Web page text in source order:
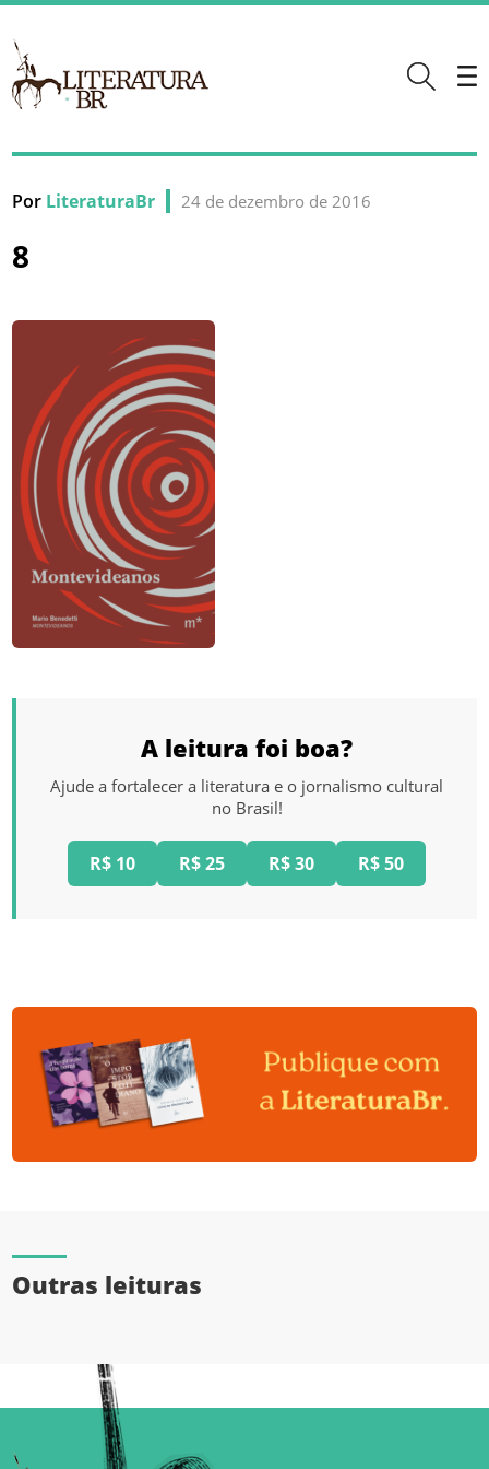
Por LiteraturaBr 24 de dezembro de 2016
8
A leitura foi boa?
Ajude a fortalecer a literatura e o jornalismo cultural
no Brasil!
R$ 10 R$ 25 R$ 30 R$ 50
Outras leituras